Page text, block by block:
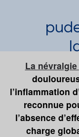
Article
La
l’inflammation
reconnue
l’absence
charge